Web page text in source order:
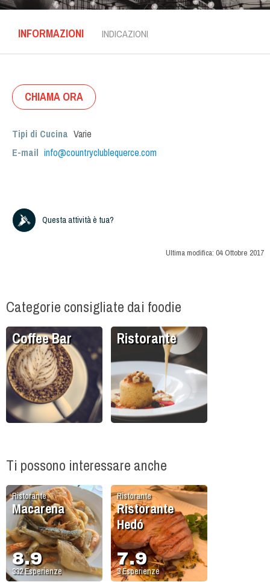
INFORMAZIONI INDICAZIONI
CHIAMA ORA
Tipi di Cucina Varie
E-mail info@countryclublequerce.com
Questa attività è tua?
Ultima modifica: 04 Ottobre 2017
Categorie consigliate dai foodie
Coffee Bar Ristorante
Ti possono interessare anche
Ristorante
Macarena
8.9
332Esperienze
Ristorante
Ristorante
Hedó
7.9
3Esperienze